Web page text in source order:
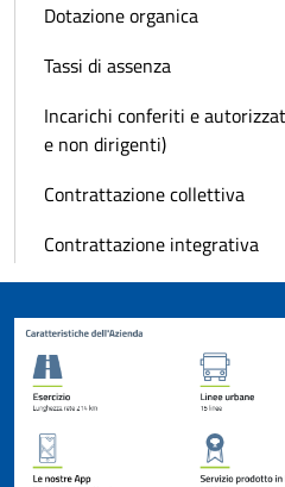
Dotazione organica
Tassi di assenza
Incarichi conferiti e
e non dirigenti)
Contrattazione collettiva
Contrattazione integrativa